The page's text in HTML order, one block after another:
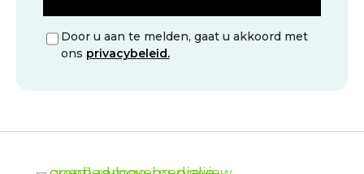
Door u aan te melden, gaat u akkoord met
ons privacybeleid.